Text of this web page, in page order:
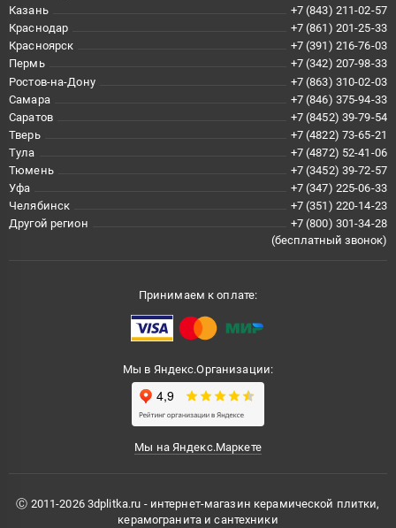
Казань
+7 (843) 211-02-57
Краснодар
+7 (861) 201-25-33
Красноярск
+7 (391) 216-76-03
Пермь
+7 (342) 207-98-33
Ростов-на-Дону
+7 (863) 310-02-03
Самара
+7 (846) 375-94-33
Саратов
+7 (8452) 39-79-54
Тверь
+7 (4822) 73-65-21
Тула
+7 (4872) 52-41-06
Тюмень
+7 (3452) 39-72-57
Уфа
+7 (347) 225-06-33
Челябинск
+7 (351) 220-14-23
Другой регион
+7 (800) 301-34-28
(бесплатный звонок)
Принимаем к оплате:
Мы в Яндекс.Организации:
Мы на Яндекс.Маркете
Ⓒ 2011-2026 3dplitka.ru - интернет-магазин керамической плитки,
керамогранита и сантехники